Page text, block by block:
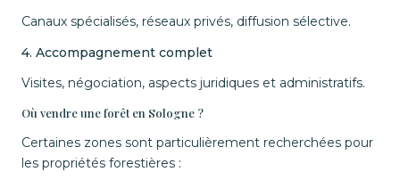
Canaux spécialisés, réseaux privés, diffusion sélective.
4. Accompagnement complet
Visites, négociation, aspects juridiques et administratifs.
Où vendre une forêt en Sologne ?
Certaines zones sont particulièrement recherchées pour
les propriétés forestières :